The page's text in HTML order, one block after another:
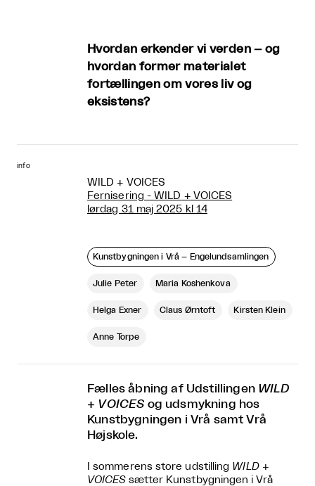
Hvordan erkender vi verden – og
hvordan former materialet
fortællingen om vores liv og
eksistens?
info
WILD + VOICES
Fernisering - WILD + VOICES
lørdag 31 maj 2025 kl 14
Kunstbygningen i Vrå – Engelundsamlingen
Julie Peter Maria Koshenkova
Helga Exner Claus Ørntoft Kirsten Klein
Anne Torpe
Fælles åbning af Udstillingen WILD
+ VOICES og udsmykning hos
Kunstbygningen i Vrå samt Vrå
Højskole.
I sommerens store udstilling WILD +
VOICESsætter Kunstbygningen i Vrå